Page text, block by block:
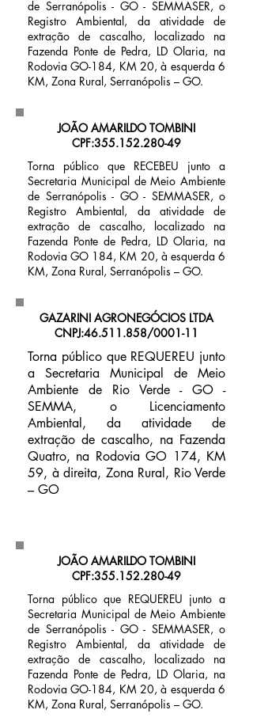
de Serranópolis - GO - SEMMASER, o
Registro Ambiental, da atividade de
extração de cascalho, localizado na
Fazenda Ponte de Pedra, LD Olaria, na
Rodovia GO-184, KM 20, à esquerda 6
KM, Zona Rural, Serranópolis – GO.
JOÃO AMARILDO TOMBINI
CPF:355.152.280-49
Torna público que RECEBEU junto a
Secretaria Municipal de Meio Ambiente
de Serranópolis - GO - SEMMASER, o
Registro Ambiental, da atividade de
extração de cascalho, localizado na
Fazenda Ponte de Pedra, LD Olaria, na
Rodovia GO 184, KM 20, à esquerda 6
KM, Zona Rural, Serranópolis – GO.
GAZARINI AGRONEGÓCIOS LTDA
CNPJ:46.511.858/0001-11
Torna público que REQUEREU junto
a Secretaria Municipal de Meio
Ambiente de Rio Verde - GO -
SEMMA, o Licenciamento
Ambiental, da atividade de
extração de cascalho, na Fazenda
Quatro, na Rodovia GO 174, KM
59, à direita, Zona Rural, Rio Verde
– GO
JOÃO AMARILDO TOMBINI
CPF:355.152.280-49
Torna público que REQUEREU junto a
Secretaria Municipal de Meio Ambiente
de Serranópolis - GO - SEMMASER, o
Registro Ambiental, da atividade de
extração de cascalho, localizado na
Fazenda Ponte de Pedra, LD Olaria, na
Rodovia GO-184, KM 20, à esquerda 6
KM, Zona Rural, Serranópolis – GO.